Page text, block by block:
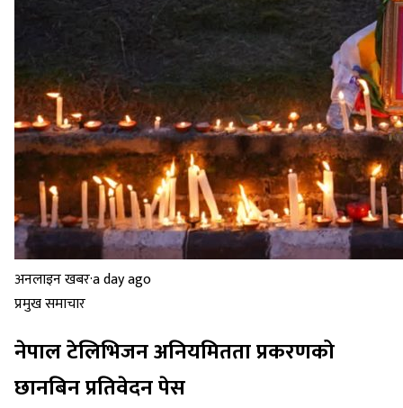
अनलाइन खबर·a day ago
प्रमुख समाचार
नेपाल टेलिभिजन अनियमितता प्रकरणको
छानबिन प्रतिवेदन पेस